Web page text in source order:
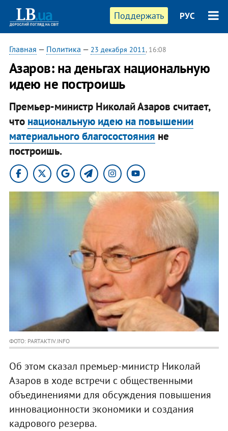
Поддержать РУС
Главная — Политика — 23 декабря 2011, 16:08
Азаров: на деньгах национальную
идею не построишь
Премьер-министр Николай Азаров считает,
что национальную идею на повышении
материального благосостояния не
построишь.
ФОТО: PARTAKTIV.INFO
Об этом сказал премьер-министр Николай
Азаров в ходе встречи с общественными
объединениями для обсуждения повышения
инновационности экономики и создания
кадрового резерва.